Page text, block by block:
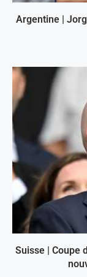
Argentine |
Suisse | Coupe